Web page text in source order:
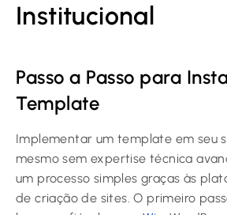
Institucional
Passo a Passo para
Template
Implementar um template em seu
mesmo sem expertise técnica
um processo simples graças às
de criação de sites. O primeiro